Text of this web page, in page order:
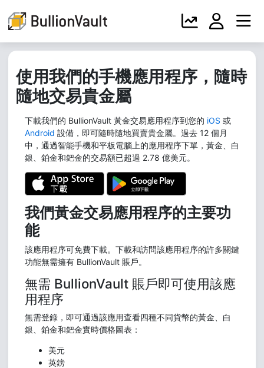
使用我們的手機應用程序，隨時
隨地交易貴金屬
下載我們的 BullionVault 黃金交易應用程序到您的 iOS 或
Android 設備，即可隨時隨地買賣貴金屬。過去 12 個月
中，通過智能手機和平板電腦上的應用程序下單，黃金、白
銀、鉑金和鈀金的交易額已超過 2.78 億美元。
我們黃金交易應用程序的主要功
能
該應用程序可免費下載。下載和訪問該應用程序的許多關鍵
功能無需擁有 BullionVault 賬戶。
無需 BullionVault 賬戶即可使用該應
用程序
無需登錄，即可通過該應用查看四種不同貨幣的黃金、白
銀、鉑金和鈀金實時價格圖表：
美元
英鎊